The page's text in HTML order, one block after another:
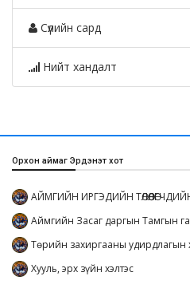
Сүүлийн сард
Нийт хандалт
Орхон аймаг Эрдэнэт хот
АЙМГИЙН ИРГЭДИЙН
Аймгийн Засаг даргын Тамгын
Төрийн захиргааны удирдлагын
Хууль, эрх зүйн хэлтэс